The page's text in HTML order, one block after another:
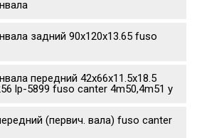
задний 90x120x13.65 fuso
передний 42x66x11.5x18.5
lp-5899 fuso canter 4m50,4m51 y
(первич. вала) fuso canter